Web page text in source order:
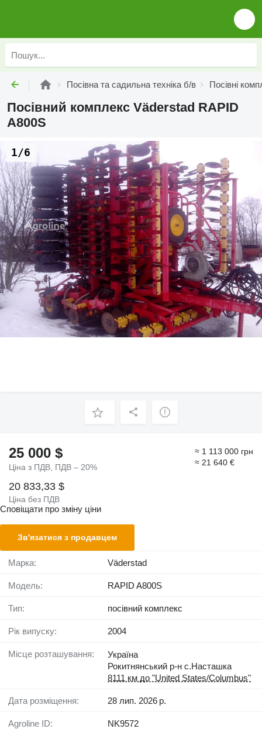
Посівна та садильна техніка б/в Посівні
Посівний комплекс Väderstad RAPID
A800S
1/6
25 000 $
Ціна з ПДВ, ПДВ – 20%
≈ 1 113 000 грн
≈ 21 640 €
20 833,33 $
Ціна без ПДВ
Сповіщати про зміну ціни
Зв'язатися з продавцем
Марка: Väderstad
Модель: RAPID A800S
Тип: посівний комплекс
Рік випуску: 2004
Місце розташування:
Україна
Рокитнянський р-н с.Насташка
8111 км до "United States/Columbus"
Дата розміщення: 28 лип. 2026 р.
Agroline ID: NK9572